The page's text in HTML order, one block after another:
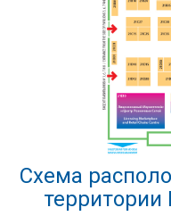
Схема